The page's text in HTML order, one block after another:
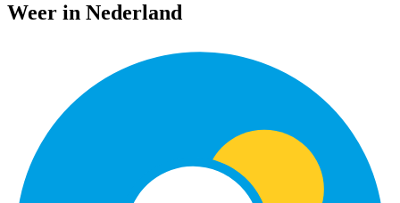
Weer in Nederland